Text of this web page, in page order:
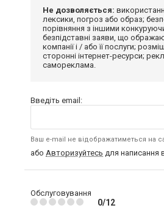
Не дозволяється:
лексики, погроз або образ;
порівняння з іншими
безпідставні заяви, що
компанії і / або її послуги;
сторонні інтернет-ресурси;
самореклама.
Введіть email:
Ваш e-mail не відображатиметься на
або Авторизуйтесь для написання
Обслуговування
0/12